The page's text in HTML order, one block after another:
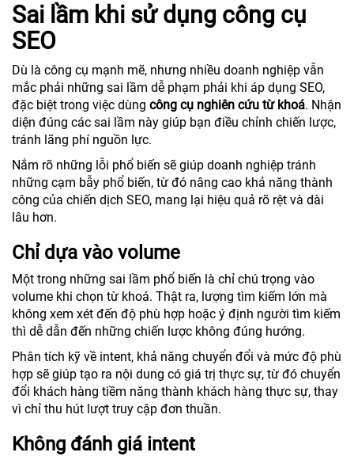
Sai lầm khi sử dụng công cụ
SEO
Dù là công cụ mạnh mẽ, nhưng nhiều doanh nghiệp vẫn
mắc phải những sai lầm dễ phạm phải khi áp dụng SEO,
đặc biệt trong việc dùng công cụ nghiên cứu từ khoá. Nhận
diện đúng các sai lầm này giúp bạn điều chỉnh chiến lược,
tránh lãng phí nguồn lực.
Nắm rõ những lỗi phổ biến sẽ giúp doanh nghiệp tránh
những cạm bẫy phổ biến, từ đó nâng cao khả năng thành
công của chiến dịch SEO, mang lại hiệu quả rõ rệt và dài
lâu hơn.
Chỉ dựa vào volume
Một trong những sai lầm phổ biến là chỉ chú trọng vào
volume khi chọn từ khoá. Thật ra, lượng tìm kiếm lớn mà
không xem xét đến độ phù hợp hoặc ý định người tìm kiếm
thì dễ dẫn đến những chiến lược không đúng hướng.
Phân tích kỹ về intent, khả năng chuyển đổi và mức độ phù
hợp sẽ giúp tạo ra nội dung có giá trị thực sự, từ đó chuyển
đổi khách hàng tiềm năng thành khách hàng thực sự, thay
vì chỉ thu hút lượt truy cập đơn thuần.
Không đánh giá intent